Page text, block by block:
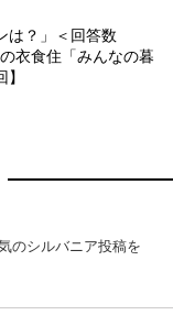
は？」＜回答数
衣食住「みんなの暮
のシルバニア投稿を